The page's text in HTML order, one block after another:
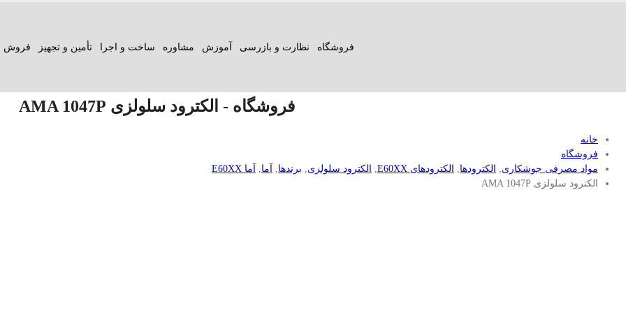
فروشگاه نظارت و بازرسی آموزش مشاوره ساخت و اجرا تأمین و تجهیز فروش
فروشگاه - الکترود سلولزی AMA 1047P
خانه
فروشگاه
مواد مصرفی جوشکاری, الکترودها, الکترود‌های E60XX , الکترود سلولزی, برندها, آما,
آما E60XX
الکترود سلولزی AMA 1047P